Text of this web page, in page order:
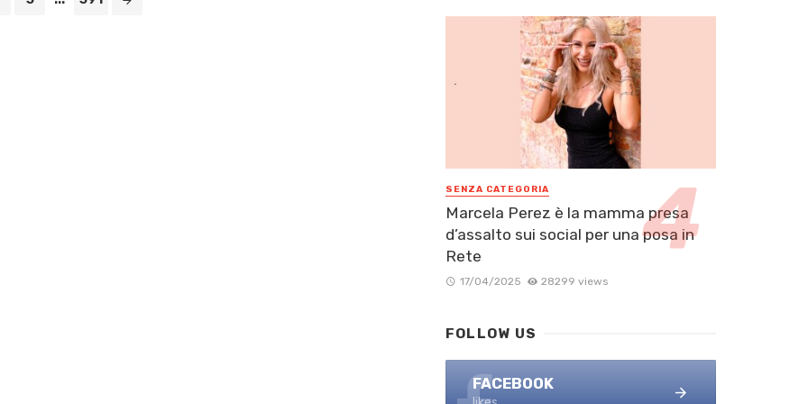
SENZA CATEGORIA
Marcela Perez è la mamma presa
d’assalto sui social per una posa in
Rete
17/04/2025 28299 views
FOLLOW US
FACEBOOK